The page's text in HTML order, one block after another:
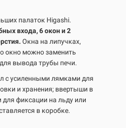
палаток Higashi.
входа, 6 окон и 2
Окна на липучках,
окно можно заменить
вывода трубы печи.
с усиленными лямками для
и хранения; ввертыши в
для фиксации на льду или
в коробке.